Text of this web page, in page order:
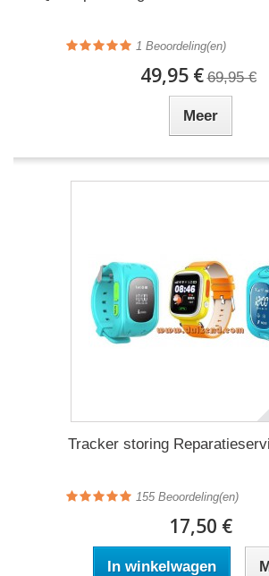
1 Beoordeling(en)
49,95 € 69,95 €
Meer
Tracker storing
155 Beoordeling(en)
17,50 €
In winkelwagen